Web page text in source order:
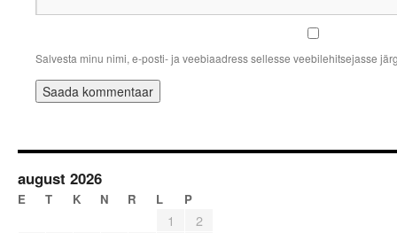
Salvesta minu nimi, e-posti- ja veebiaadress sellesse veebilehitsejasse
august 2026
E T K N R L P
1
2